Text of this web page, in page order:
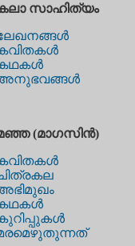
സാഹിത്യം
(മാഗസിന്‍)